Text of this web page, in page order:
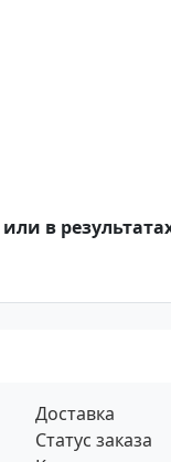
или в
Доставка
Статус заказа